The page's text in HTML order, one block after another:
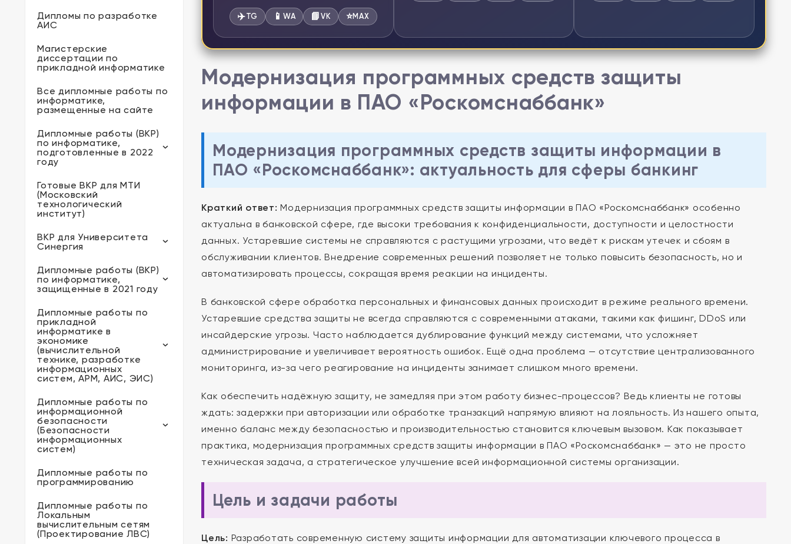
Дипломы по разработке
АИС
Магистерские
диссертации по
прикладной информатике
Все дипломные работы по
информатике,
размещенные на сайте
Дипломные работы (ВКР)
по информатике,
подготовленные в 2022
году
Готовые ВКР для МТИ
(Московский
технологический
институт)
ВКР для Университета
Синергия
Дипломные работы (ВКР)
по информатике,
защищенные в 2021 году
Дипломные работы по
прикладной
информатике в
экономике
(вычислительной
технике, разработке
информационных
систем, АРМ, АИС, ЭИС)
Дипломные работы по
информационной
безопасности
(Безопасности
информационных
систем)
Дипломные работы по
программированию
Дипломные работы по
Локальным
вычислительным сетям
(Проектирование ЛВС)
✈️TG 📱 WA 📘VK ⭐MAX
Модернизация программных средств защиты
информации в ПАО «Роскомснаббанк»
Модернизация программных средств защиты информации в
ПАО «Роскомснаббанк»: актуальность для сферы банкинг
Краткий ответ: Модернизация программных средств защиты информации в ПАО «Роскомснаббанк» особенно
актуальна в банковской сфере, где высоки требования к конфиденциальности, доступности и целостности
данных. Устаревшие системы не справляются с растущими угрозами, что ведёт к рискам утечек и сбоям в
обслуживании клиентов. Внедрение современных решений позволяет не только повысить безопасность, но и
автоматизировать процессы, сокращая время реакции на инциденты.
В банковской сфере обработка персональных и финансовых данных происходит в режиме реального времени.
Устаревшие средства защиты не всегда справляются с современными атаками, такими как фишинг, DDoS или
инсайдерские угрозы. Часто наблюдается дублирование функций между системами, что усложняет
администрирование и увеличивает вероятность ошибок. Ещё одна проблема — отсутствие централизованного
мониторинга, из-за чего реагирование на инциденты занимает слишком много времени.
Как обеспечить надёжную защиту, не замедляя при этом работу бизнес-процессов? Ведь клиенты не готовы
ждать: задержки при авторизации или обработке транзакций напрямую влияют на лояльность. Из нашего опыта,
именно баланс между безопасностью и производительностью становится ключевым вызовом. Как показывает
практика, модернизация программных средств защиты информации в ПАО «Роскомснаббанк» — это не просто
техническая задача, а стратегическое улучшение всей информационной системы организации.
Цель и задачи работы
Цель: Разработать современную систему защиты информации для автоматизации ключевого процесса в